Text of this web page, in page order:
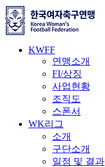
KWFF
연맹소개
FI/상징
사업현황
조직도
스폰서
WK리그
소개
구단소개
일정 및 결과